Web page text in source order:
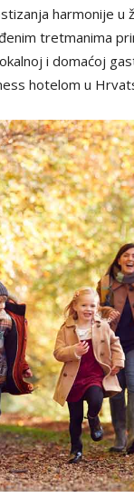
harmonije
tretmanima
i domaćoj
hotelom u